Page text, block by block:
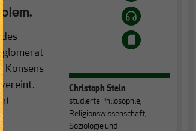
Konsens
Christoph Stein
studierte Philosophie,
Religionswissenschaft,
Soziologie und